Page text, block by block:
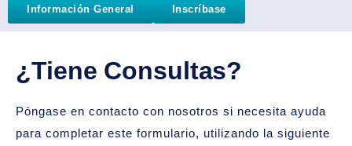
Información General Inscríbase
¿Tiene Consultas?
Póngase en contacto con nosotros si necesita ayuda
para completar este formulario, utilizando la siguiente